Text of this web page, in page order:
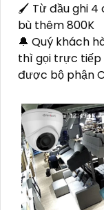
🖌 Từ đầu ghi 4
bù thêm 800K
🔔 Quý khách
thì gọi trực tiếp
được bộ phận